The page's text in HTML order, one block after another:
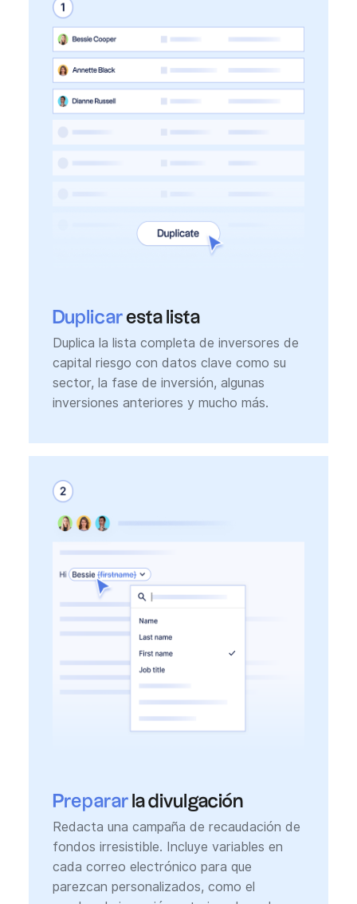
Duplicaresta lista
Duplica la lista completa de inversores de
capital riesgo con datos clave como su
sector, la fase de inversión, algunas
inversiones anteriores y mucho más.
Prepararla divulgación
Redacta una campaña de recaudación de
fondos irresistible. Incluye variables en
cada correo electrónico para que
parezcan personalizados, como el